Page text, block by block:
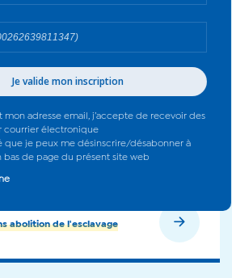
abolition de l'esclavage
de l'abolition de
2018-décembre
: document
En savoir plus